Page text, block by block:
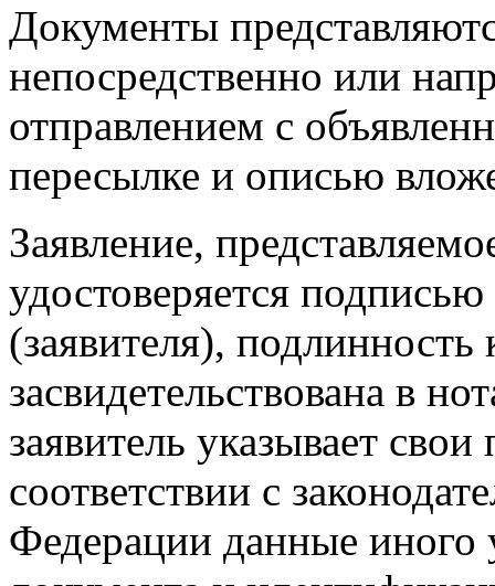
Документы
непосредственно или
отправлением с
пересылке и описью
Заявление,
удостоверяется
(заявителя),
засвидетельствована в
заявитель указывает
соответствии с
Федерации данные иного